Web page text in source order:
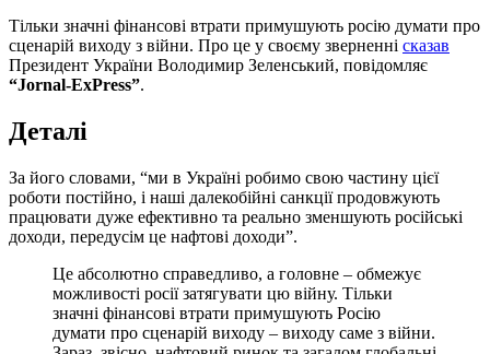
Тільки значні фінансові втрати примушують росію думати про
сценарій виходу з війни. Про це у своєму зверненні сказав
Президент України Володимир Зеленський, повідомляє
“Jornal-ExPress”.
Деталі
За його словами, “ми в Україні робимо свою частину цієї
роботи постійно, і наші далекобійні санкції продовжують
працювати дуже ефективно та реально зменшують російські
доходи, передусім це нафтові доходи”.
Це абсолютно справедливо, а головне – обмежує
можливості росії затягувати цю війну. Тільки
значні фінансові втрати примушують Росію
думати про сценарій виходу – виходу саме з війни.